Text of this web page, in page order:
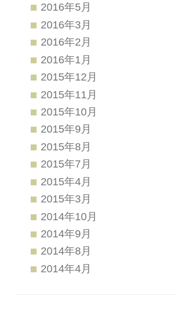
2016年5月
2016年3月
2016年2月
2016年1月
2015年12月
2015年11月
2015年10月
2015年9月
2015年8月
2015年7月
2015年4月
2015年3月
2014年10月
2014年9月
2014年8月
2014年4月